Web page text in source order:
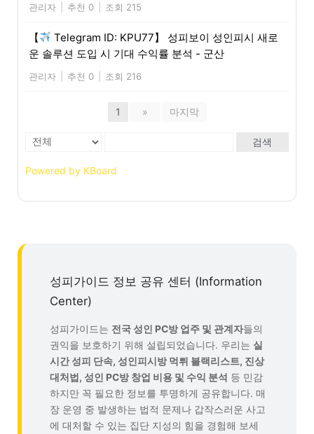
관리자 추천 0 조회 215
【
Telegram ID: KPU77】 성피보이 성인피시 새로
운 솔루션 도입 시 기대 수익률 분석 - 군산
관리자 추천 0 조회 216
1 » 마지막
검색
Powered by KBoard
성피가이드 정보 공유 센터 (Information
Center)
성피가이드는 전국 성인 PC방 업주 및 관계자들의
권익을 보호하기 위해 설립되었습니다. 우리는 실
시간 성피 단속, 성인피시방 먹튀 블랙리스트, 진상
대처법, 성인 PC방 창업 비용 및 수익 분석 등 민감
하지만 꼭 필요한 정보를 투명하게 공유합니다. 매
장 운영 중 발생하는 법적 문제나 갑작스러운 사고
에 대처할 수 있는 집단 지성의 힘을 경험해 보세